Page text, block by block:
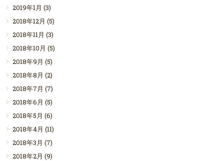
2019年1月 (3)
2018年12月 (5)
2018年11月 (3)
2018年10月 (5)
2018年9月 (5)
2018年8月 (2)
2018年7月 (7)
2018年6月 (5)
2018年5月 (6)
2018年4月 (11)
2018年3月 (7)
2018年2月 (9)